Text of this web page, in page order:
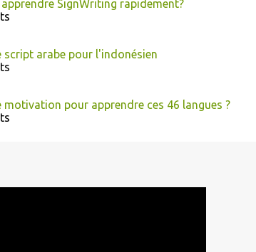
SignWriting rapidement?
script arabe pour l'indonésien
motivation pour apprendre ces 46 langues ?